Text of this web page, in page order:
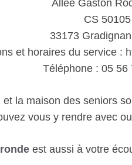
Allée Gaston
CS 50105
33173
et horaires du service :
Téléphone : 05 56
la maison des seniors
vous y rendre avec
est aussi à votre